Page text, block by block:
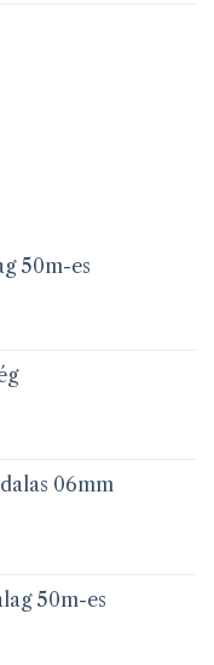
50m-es
06mm
50m-es